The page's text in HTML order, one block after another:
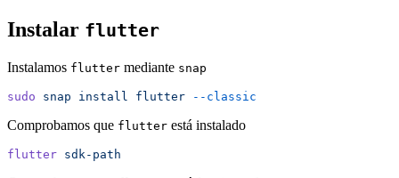
Instalar flutter
Instalamos flutter mediante snap
sudo snap install flutter --classic
Comprobamos que flutter está instalado
flutter sdk-path